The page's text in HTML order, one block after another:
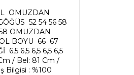
OMUZDAN
52 54 56 58
OMUZDAN
BOYU 66 67
6,5 6,5 6,5 6,5
/ Bel: 81 Cm /
Bilgisi : %100